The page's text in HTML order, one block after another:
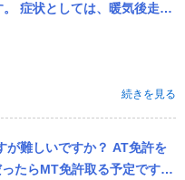
症状としては、暖気後走り
ます。 2~3時間以上...
続きを見る
難しいですか？ AT免許を
たらMT免許取る予定です。